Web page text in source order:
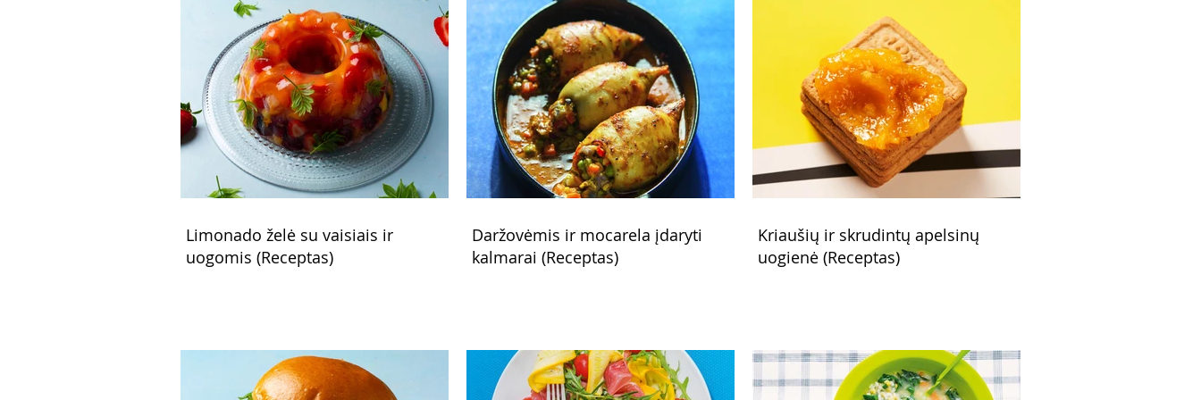
Limonado želė su vaisiais ir
uogomis (Receptas)
Daržovėmis ir mocarela įdaryti
kalmarai (Receptas)
Kriaušių ir skrudintų apelsinų
uogienė (Receptas)